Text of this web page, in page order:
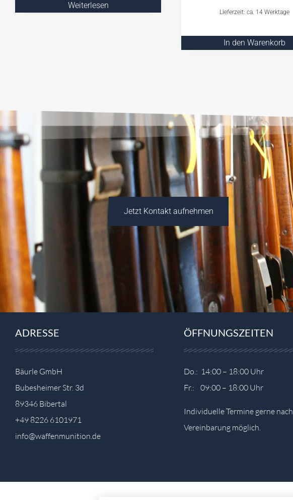
Weiterlesen
Lieferzeit: ca. 14 Werktage
In den Warenkorb
Jetzt Kontakt aufnehmen
ADRESSE
Bäurle GmbH
Bubesheimer Str. 3d
89346 Bibertal
+49 8226 6101971
info@waffenmunition.de
ÖFFNUNGSZEITEN
Do.: 14:00 – 18:00 Uhr
Fr.: 09:00 – 18:00 Uhr
Individuelle Termine gerne nach
Vereinbarung möglich.